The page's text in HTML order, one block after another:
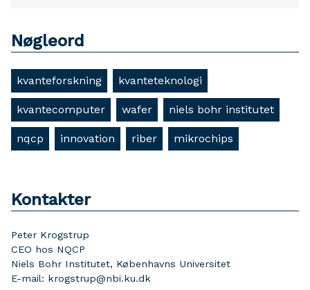
Nøgleord
kvanteforskning kvanteteknologi
kvantecomputer wafer niels bohr institutet
nqcp innovation riber mikrochips
Kontakter
Peter Krogstrup
CEO hos NQCP
Niels Bohr Institutet, Københavns Universitet
E-mail: krogstrup@nbi.ku.dk